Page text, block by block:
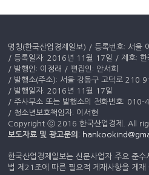
명칭(한국산업경제일보) / 등록번호: 서울
/ 등록일자: 2016년 11월 17일 / 제호: 한
/ 발행인: 이정래 / 편집인: 안서희
/ 발행소(주소): 서울 강동구 고덕로 210
/ 발행일자: 2016년 11월 17일
/ 주사무소 또는 발행소의 전화번호:
/ 청소년보호책임자: 이서현
Copyright ⓒ 2016 한국산업경제. All
보도자료 및 광고문의 :
한국산업경제일보는 신문사업자 주요 준수
법 제21조에 따른 필요적 게재사항을 게재